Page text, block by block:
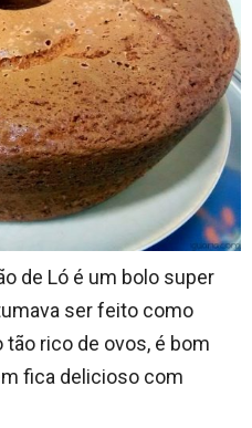
de Ló é um bolo super
ser feito como
rico de ovos, é bom
fica delicioso com